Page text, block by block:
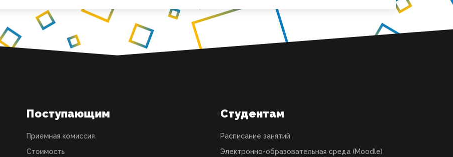
Поступающим
Приемная комиссия
Стоимость
Студентам
Расписание занятий
Электронно-образовательная среда (Moodle)